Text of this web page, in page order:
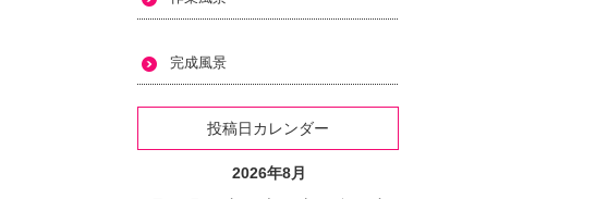
完成風景
投稿日カレンダー
2026年8月